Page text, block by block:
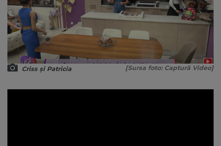
Criss și Patricia [Sursa foto: Captură Video]